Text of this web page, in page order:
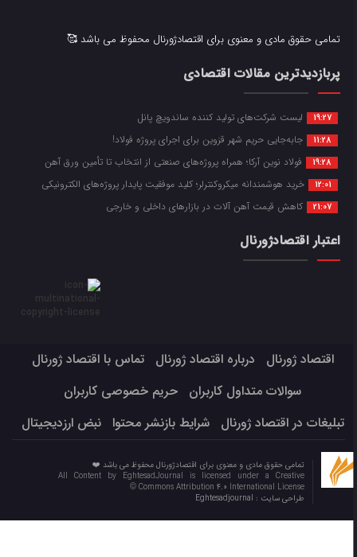
تمامی حقوق مادی و معنوی برای اقتصادژورنال محفوظ می باشد 🥰
پربازدیدترین مقالات اقتصادی
19:27 لیست شرکت‌های تولید کننده ساندویچ پانل
11:28 جابه‌جایی حریم شهر قزوین برای اجرای پروژه فولاد!
19:28 فولاد نوین آرکا؛ همراه پروژه‌های صنعتی از انتخاب تا تأمین ورق آهن
12:01 خرید هوشمندانه میکروکنترلر؛ کلید موفقیت پایدار پروژه‌های الکترونیکی
21:07 کاهش قیمت آهن آلات در بازارهای داخلی و خارجی
اعتبار اقتصادژورنال
اقتصاد ژورنال درباره اقتصاد ژورنال
تماس با اقتصاد ژورنال
سوالات متداول کاربران
حریم خصوصی کاربران
تبلیغات در اقتصاد ژورنال
شرایط بازنشر محتوا نبض ارزدیجیتال
تمامی حقوق مادی و معنوی برای اقتصادژورنال محفوظ می باشد ❤️
All Content by EghtesadJournal is licensed under a Creative
Commons Attribution 4.0 International License ©️
طراحی سایت :